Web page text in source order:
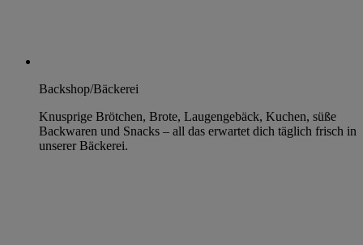
Backshop/Bäckerei
Knusprige Brötchen, Brote, Laugengebäck, Kuchen, süße
Backwaren und Snacks – all das erwartet dich täglich frisch in
unserer Bäckerei.